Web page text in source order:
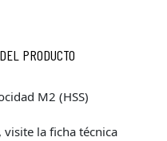
PRODUCTO
M2 (HSS)
visite la ficha técnica